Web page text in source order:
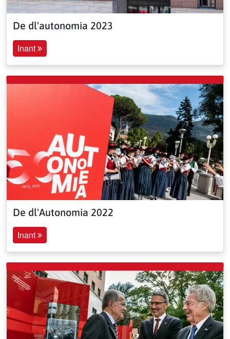
De dl'autonomia 2023
Inant
De dl'Autonomia 2022
Inant